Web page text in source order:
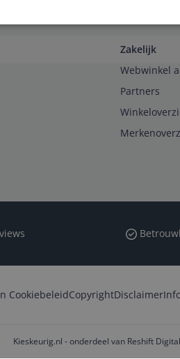
Zakelijk
Webwinkel
Partners
CookiebeleidCopyrightDisclaimer
Kieskeurig.nl - onderdeel van Reshift